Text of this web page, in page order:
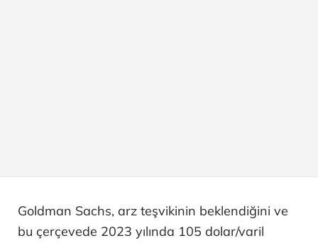
Goldman Sachs, arz teşvikinin beklendiğini ve
bu çerçevede 2023 yılında 105 dolar/varil